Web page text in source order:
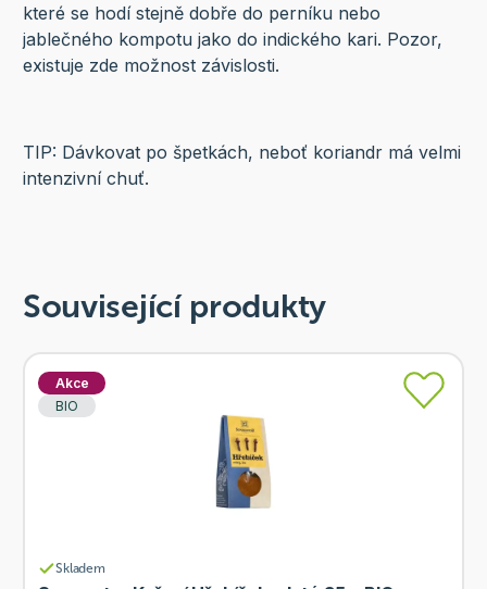
které se hodí stejně dobře do perníku nebo
jablečného kompotu jako do indického kari. Pozor,
existuje zde možnost závislosti.
TIP: Dávkovat po špetkách, neboť koriandr má velmi
intenzivní chuť.
Související produkty
Akce
BIO
Skladem